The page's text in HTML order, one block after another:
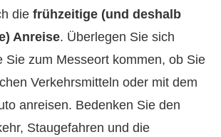
die frühzeitige (und deshalb
Anreise. Überlegen Sie sich
Sie zum Messeort kommen, ob Sie
Verkehrsmitteln oder mit dem
anreisen. Bedenken Sie den
Staugefahren und die